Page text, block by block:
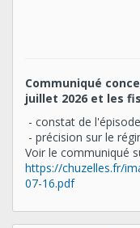
Communiqué
juillet 2026 et les
- constat de
- précision sur le
Voir le communiqué
https://chuzelles.fr/
07-16.pdf